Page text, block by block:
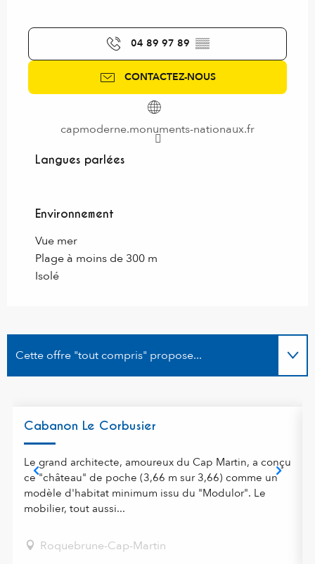
04 89 97 89 ▒▒
CONTACTEZ-NOUS
capmoderne.monuments-nationaux.fr
Langues parlées
Langues parlées
Environnement
Environnement
Vue mer
Plage à moins de 300 m
Isolé
Cette offre "tout compris" propose...
Cabanon Le Corbusier
Le grand architecte, amoureux du Cap Martin, a conçu
ce "château" de poche (3,66 m sur 3,66) comme un
modèle d'habitat minimum issu du "Modulor". Le
mobilier, tout aussi...
Roquebrune-Cap-Martin